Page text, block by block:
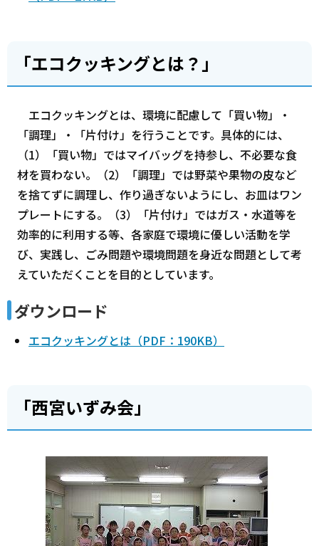
「エコクッキングとは？」
エコクッキングとは、環境に配慮して「買い物」・
「調理」・「片付け」を行うことです。具体的には、
（1）「買い物」ではマイバッグを持参し、不必要な食
材を買わない。（2）「調理」では野菜や果物の皮など
を捨てずに調理し、作り過ぎないようにし、お皿はワン
プレートにする。（3）「片付け」ではガス・水道等を
効率的に利用する等、各家庭で環境に優しい活動を学
び、実践し、ごみ問題や環境問題を身近な問題として考
えていただくことを目的としています。
ダウンロード
エコクッキングとは（PDF：190KB）
「西宮いずみ会」